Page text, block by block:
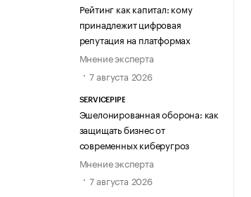
Рейтинг как капитал: кому
принадлежит цифровая
репутация на платформах
Мнение эксперта
7 августа 2026
SERVICEPIPE
Эшелонированная оборона: как
защищать бизнес от
современных киберугроз
Мнение эксперта
7 августа 2026